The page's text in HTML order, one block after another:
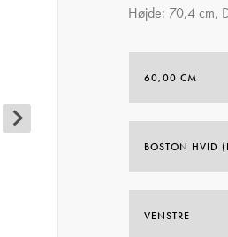
Højde: 70,4 cm,